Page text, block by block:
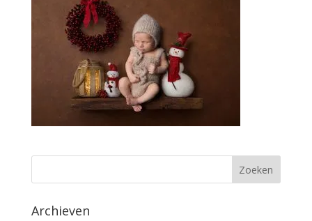
Archieven